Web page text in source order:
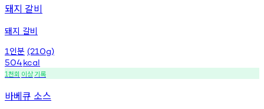
돼지 갈비
돼지 갈비
1 인분 (210g)
504kcal
1천회 이상기록
바베큐 소스